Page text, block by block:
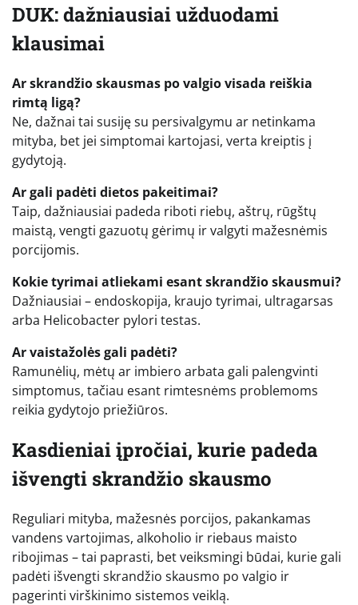
DUK: dažniausiai užduodami
klausimai
Ar skrandžio skausmas po valgio visada reiškia
rimtą ligą?
Ne, dažnai tai susiję su persivalgymu ar netinkama
mityba, bet jei simptomai kartojasi, verta kreiptis į
gydytoją.
Ar gali padėti dietos pakeitimai?
Taip, dažniausiai padeda riboti riebų, aštrų, rūgštų
maistą, vengti gazuotų gėrimų ir valgyti mažesnėmis
porcijomis.
Kokie tyrimai atliekami esant skrandžio skausmui?
Dažniausiai – endoskopija, kraujo tyrimai, ultragarsas
arba Helicobacter pylori testas.
Ar vaistažolės gali padėti?
Ramunėlių, mėtų ar imbiero arbata gali palengvinti
simptomus, tačiau esant rimtesnėms problemoms
reikia gydytojo priežiūros.
Kasdieniai įpročiai, kurie padeda
išvengti skrandžio skausmo
Reguliari mityba, mažesnės porcijos, pakankamas
vandens vartojimas, alkoholio ir riebaus maisto
ribojimas – tai paprasti, bet veiksmingi būdai, kurie gali
padėti išvengti skrandžio skausmo po valgio ir
pagerinti virškinimo sistemos veiklą.